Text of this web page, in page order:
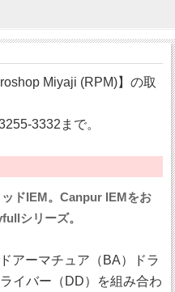
Miyaji (RPM)】の取
3332まで。
ドIEM。Canpur IEMをお
シリーズ。
アーマチュア（BA）ドラ
イバー（DD）を組み合わ